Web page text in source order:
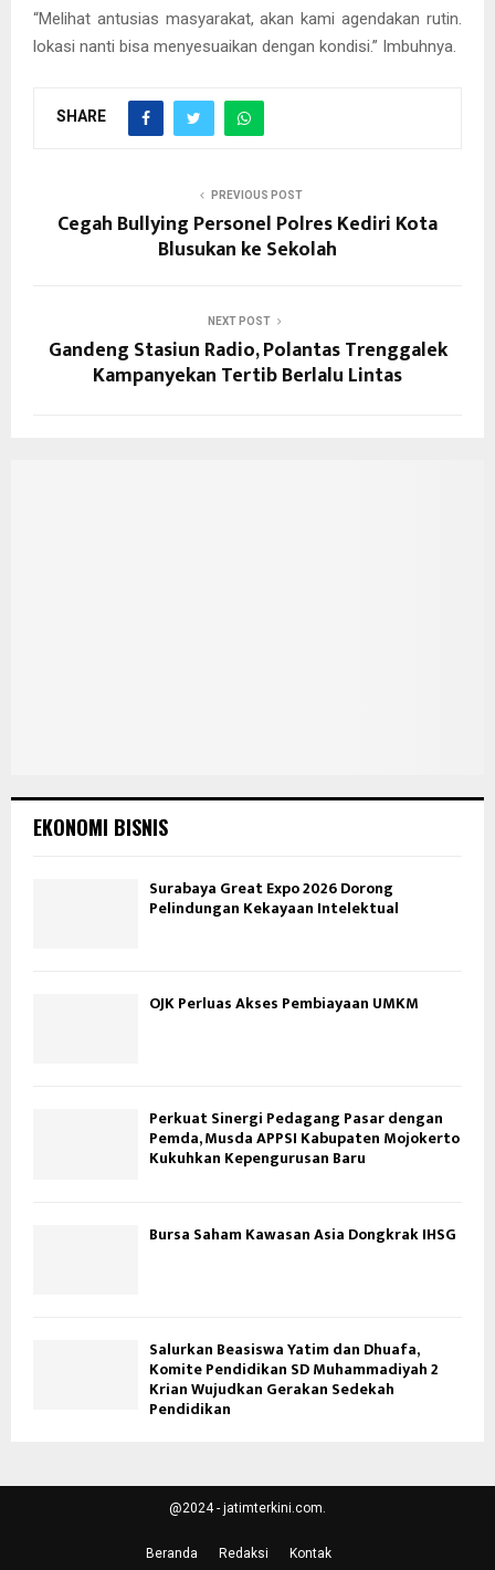
“Melihat antusias masyarakat, akan kami agendakan rutin.
lokasi nanti bisa menyesuaikan dengan kondisi.” Imbuhnya.
SHARE
PREVIOUS POST
Cegah Bullying Personel Polres Kediri Kota
Blusukan ke Sekolah
NEXT POST
Gandeng Stasiun Radio, Polantas Trenggalek
Kampanyekan Tertib Berlalu Lintas
EKONOMI BISNIS
Surabaya Great Expo 2026 Dorong
Pelindungan Kekayaan Intelektual
OJK Perluas Akses Pembiayaan UMKM
Perkuat Sinergi Pedagang Pasar dengan
Pemda, Musda APPSI Kabupaten Mojokerto
Kukuhkan Kepengurusan Baru
Bursa Saham Kawasan Asia Dongkrak IHSG
Salurkan Beasiswa Yatim dan Dhuafa,
Komite Pendidikan SD Muhammadiyah 2
Krian Wujudkan Gerakan Sedekah
Pendidikan
@2024 - jatimterkini.com.
Beranda Redaksi Kontak